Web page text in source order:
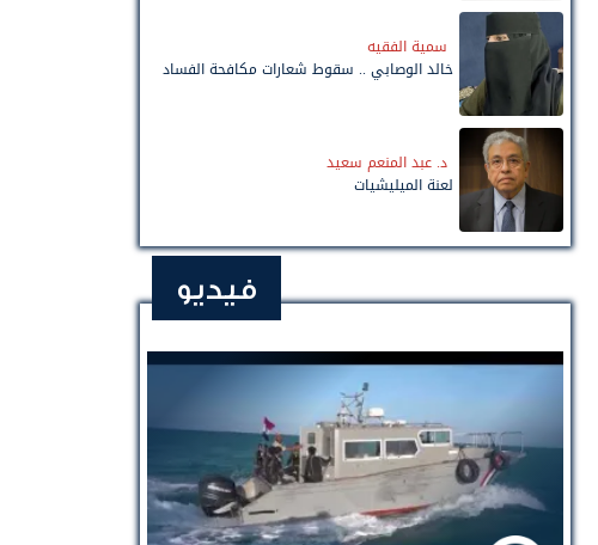
سمية الفقيه
خالد الوصابي .. سقوط شعارات مكافحة الفساد
د. عبد المنعم سعيد
لعنة الميليشيات
فيديو